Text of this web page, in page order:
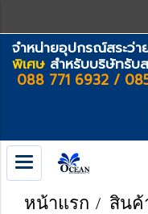
จำหน่ายอุปกรณ์สระว่า
พิเศษ สำหรับบริษัทรับ
088 771 6932 /
หน้าแรก สินค้